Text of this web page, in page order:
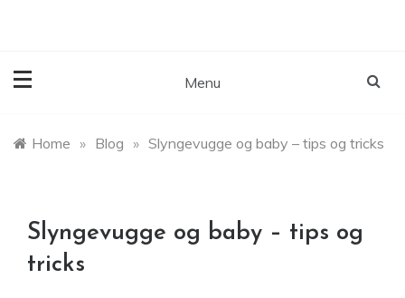
Menu
Home » Blog » Slyngevugge og baby – tips og tricks
Slyngevugge og baby – tips og
tricks